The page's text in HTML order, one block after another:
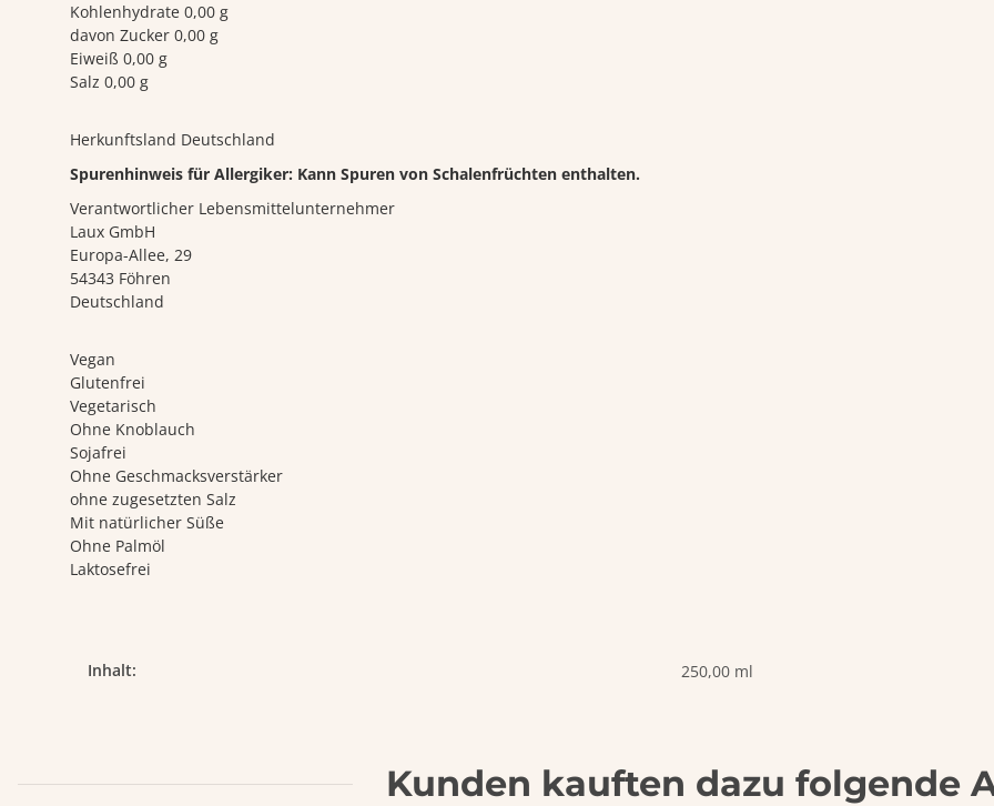
Kohlenhydrate 0,00 g
davon Zucker 0,00 g
Eiweiß 0,00 g
Salz 0,00 g
Herkunftsland Deutschland
Spurenhinweis für Allergiker: Kann Spuren von Schalenfrüchten enthalten.
Verantwortlicher Lebensmittelunternehmer
Laux GmbH
Europa-Allee, 29
54343 Föhren
Deutschland
Vegan
Glutenfrei
Vegetarisch
Ohne Knoblauch
Sojafrei
Ohne Geschmacksverstärker
ohne zugesetzten Salz
Mit natürlicher Süße
Ohne Palmöl
Laktosefrei
Produkteigenschaft
Wert
Inhalt: 250,00 ml
Kunden kauften dazu folgende